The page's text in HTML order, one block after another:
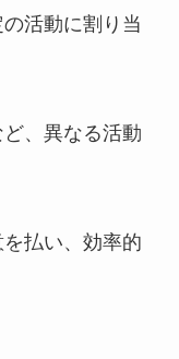
活動に割り当
、異なる活動
払い、効率的